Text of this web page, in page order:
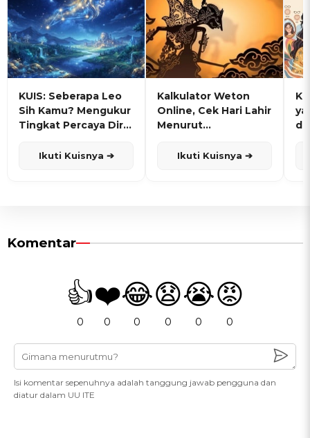
KUIS: Seberapa Leo
Sih Kamu? Mengukur
Tingkat Percaya Diri
Ikuti Kuisnya ➔
Kalkulator Weton
Online, Cek Hari Lahir
Menurut
Ikuti Kuisnya ➔
Komentar
👍
0
❤️
0
😂
0
😧
0
😭
0
😡
0
Isi komentar sepenuhnya adalah tanggung jawab pengguna dan
diatur dalam UU ITE